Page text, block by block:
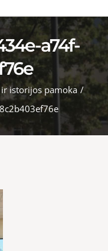
a74f-
istorijos pamoka /